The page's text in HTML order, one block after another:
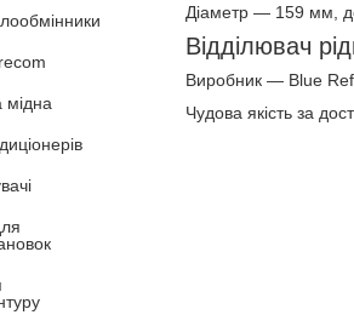
мідна
Діаметр — 159 мм,
Відділювач
Виробник — Blue
Чудова якість за